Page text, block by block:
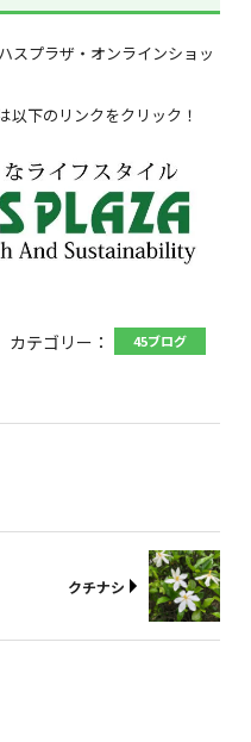
スプラザ・オンラインショッ
以下のリンクをクリック！
カテゴリー： 45ブログ
クチナシ